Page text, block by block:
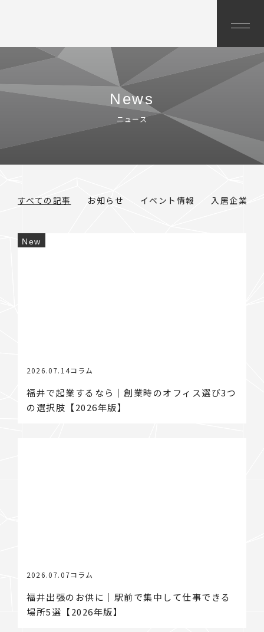
News
ニュース
すべての記事 お知らせ イベント情報 入居企業情
New
2026.07.14コラム
福井で起業するなら｜創業時のオフィス選び3つ
の選択肢【2026年版】
2026.07.07コラム
福井出張のお供に｜駅前で集中して仕事できる
場所5選【2026年版】